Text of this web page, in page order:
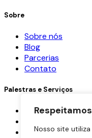
Nosso site
Sobre
Sobre nós
Blog
Parcerias
Contato
Palestras e Serviços
Palestras ProBono
Treinamentos